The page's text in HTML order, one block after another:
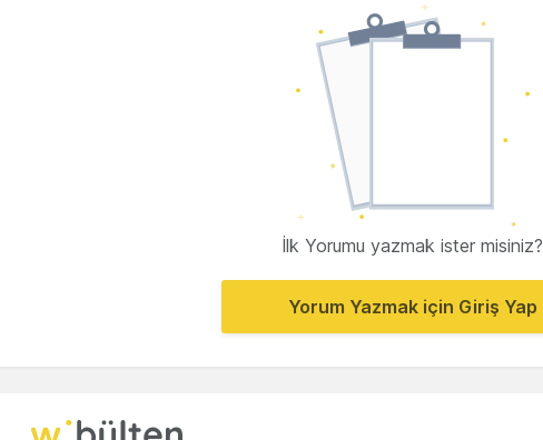
İlk Yorumu yazmak ister misiniz?
Yorum Yazmak için Giriş Yap